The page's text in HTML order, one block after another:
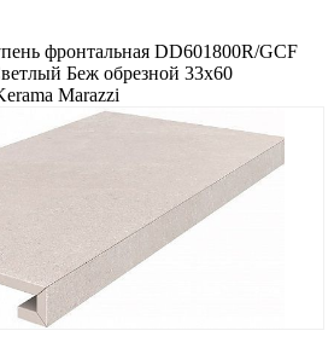
фронтальная DD601800R/GCF
Беж обрезной 33x60
Marazzi